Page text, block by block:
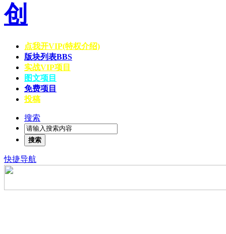
点我开VIP(特权介绍)
版块列表BBS
实战VIP项目
图文项目
免费项目
投稿
搜索
搜索
快捷导航